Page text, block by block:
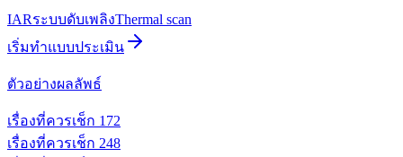
IARระบบดับเพลิงThermal scan
เริ่มทำแบบประเมิน
ตัวอย่างผลลัพธ์
เรื่องที่ควรเช็ก 1 72
เรื่องที่ควรเช็ก 248